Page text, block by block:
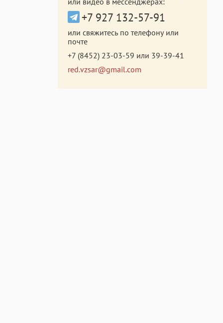
+7 927 132-57-91
или свяжитесь по телефону или
почте
+7 (8452) 23-03-59 или 39-39-41
red.vzsar@gmail.com